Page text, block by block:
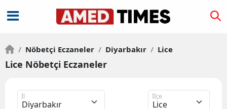
/ Nöbetçi Eczaneler / Diyarbakır / Lice
Lice Nöbetçi Eczaneler
İl İlçe